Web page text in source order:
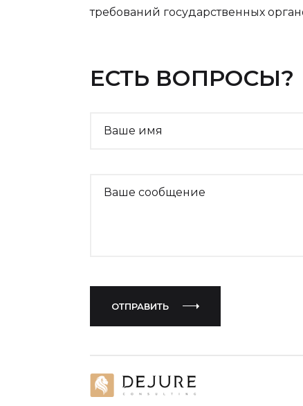
требований государственных
ЕСТЬ ВОПРОСЫ?
Ваше имя
Ваше сообщение
Website
ОТПРАВИТЬ